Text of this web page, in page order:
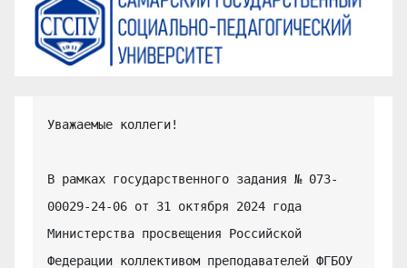
Уважаемые коллеги!
В рамках государственного задания № 073-
00029-24-06 от 31 октября 2024 года
Министерства просвещения Российской
Федерации коллективом преподавателей ФГБОУ